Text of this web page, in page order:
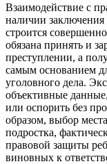
Взаимодействие с
наличии заключения
строится
обязана принять и
преступлении, а
самым основанием
уголовного дела.
объективные
или оспорить без
образом, выбор
подростка,
правовой защиты
виновных к